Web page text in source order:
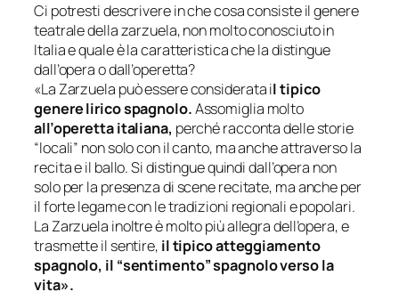
Ci potresti descrivere in che cosa consiste il genere
teatrale della zarzuela, non molto conosciuto in
Italia e quale è la caratteristica che la distingue
dall’opera o dall’operetta?
«La Zarzuela può essere considerata il tipico
genere lirico spagnolo.Assomiglia molto
all’operetta italiana, perché racconta delle storie
“locali” non solo con il canto, ma anche attraverso la
recita e il ballo. Si distingue quindi dall’opera non
solo per la presenza di scene recitate, ma anche per
il forte legame con le tradizioni regionali e popolari.
La Zarzuela inoltre è molto più allegra dell’opera, e
trasmette il sentire, il tipico atteggiamento
spagnolo, il “sentimento” spagnolo verso la
vita».